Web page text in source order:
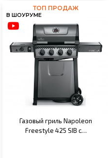
В ШОУРУМЕ
ТОП ПРОДАЖ
Газовый гриль Napoleon
Freestyle 425 SIB с…